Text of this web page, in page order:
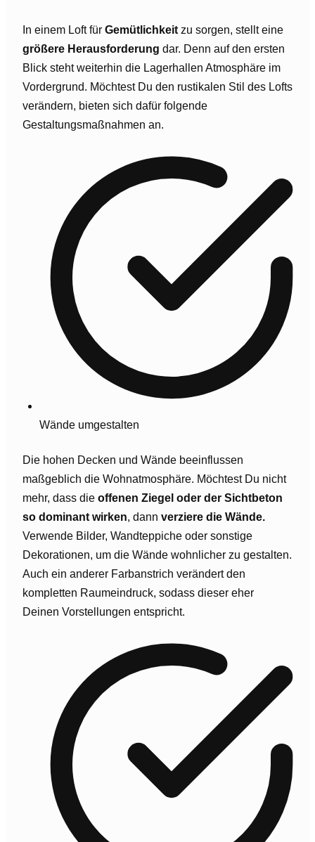
In einem Loft für Gemütlichkeit zu sorgen, stellt eine
größere Herausforderung dar. Denn auf den ersten
Blick steht weiterhin die Lagerhallen Atmosphäre im
Vordergrund. Möchtest Du den rustikalen Stil des Lofts
verändern, bieten sich dafür folgende
Gestaltungsmaßnahmen an.
Wände umgestalten
Die hohen Decken und Wände beeinflussen
maßgeblich die Wohnatmosphäre. Möchtest Du nicht
mehr, dass die offenen Ziegel oder der Sichtbeton
so dominant wirken, dann verziere die Wände.
Verwende Bilder, Wandteppiche oder sonstige
Dekorationen, um die Wände wohnlicher zu gestalten.
Auch ein anderer Farbanstrich verändert den
kompletten Raumeindruck, sodass dieser eher
Deinen Vorstellungen entspricht.